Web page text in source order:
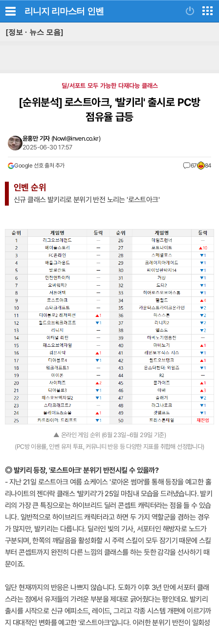
리니지 리마스터 인벤
[정보 · 뉴스 모음]
딜/서포트 모두 가능한 다재다능 클래스
[순위분석]로스트아크, '발키리' 출시로 PC방
점유율 급등
윤홍만 기자 (Nowl@inven.co.kr)
2025-06-30 17:57
Google 선호 출처 추가 67 84
인벤 순위
신규 클래스 발키리로 분위기 반전 노리는 '로스트아크'
▲ 온라인 게임 순위 (6월 23일~6월 29일 기준)
(PC방 이용률, 인벤 유저 투표, 커뮤니티 반응 등 다양한 지표를 취합해 선정합니다)
◎ 발키리 등장, '로스트아크' 분위기 반전시킬 수 있을까?
- 지난 21일 로스트아크 여름 쇼케이스 '로아온 썸머'를 통해 등장을 예고한 홀
리나이트의 젠더락 클래스 '발키리'가 25일 마침내 모습을 드러냈습니다. 발키
리의 가장 큰 특징으로는 하이브리드 딜러 콘셉트 캐릭터라는 점을 들 수 있습
니다. 일반적으로 하이브리드 캐릭터라고 하면 두 가지 역할군을 겸하는 경우
가 많지만, 발키리는 다릅니다. 딜러인 빛의 기사, 서포터인 해방자로 노드가
구분되며, 한쪽의 깨달음을 활성화할 시 주력 스킬이 모두 잠기기 때문에 스킬
부터 콘셉트까지 완전히 다른 느낌의 클래스를 하는 듯한 감각을 선사하기 때
문이죠.
일단 현재까지의 반응은 나쁘지 않습니다. 도화가 이후 3년 만에 서포터 클래
스라는 점에서 유저들의 가려운 부분을 제대로 긁어줬다는 평인데요. 발키리
출시를 시작으로 신규 에피소드, 레이드, 그리고 각종 시스템 개편에 이르기까
지 대대적인 변화를 예고한 '로스트아크'입니다. 이러한 분위기 반전이 일회성